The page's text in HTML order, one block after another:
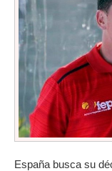
España busca su